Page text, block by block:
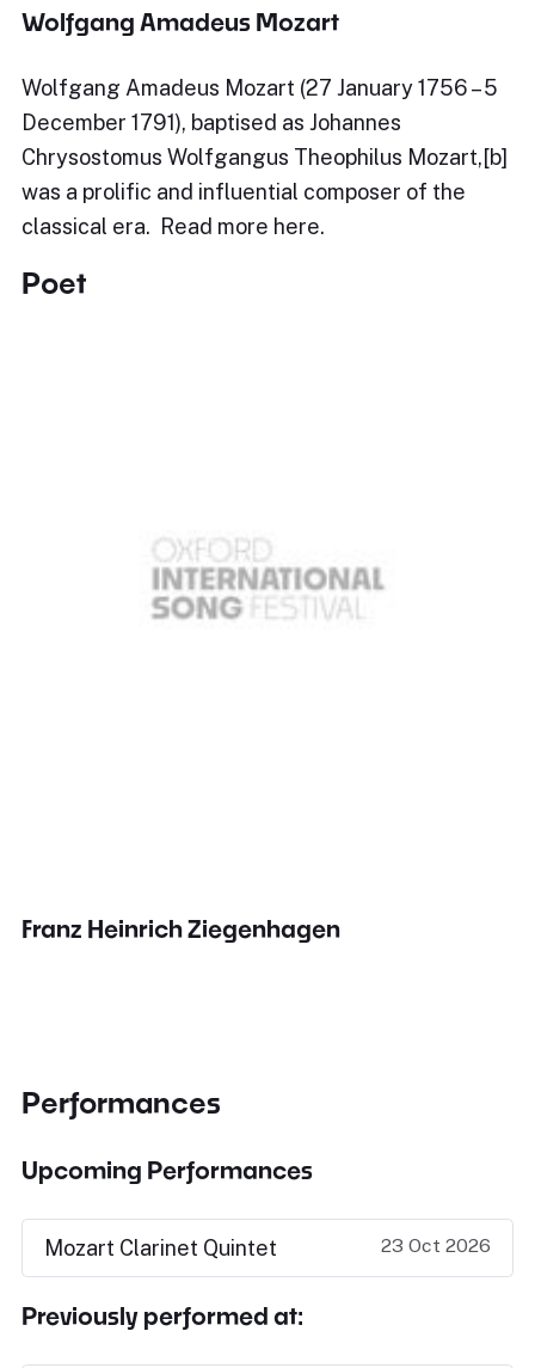
Wolfgang Amadeus Mozart
Wolfgang Amadeus Mozart (27 January 1756 – 5
December 1791), baptised as Johannes
Chrysostomus Wolfgangus Theophilus Mozart,[b]
was a prolific and influential composer of the
classical era. Read more here.
Poet
Franz Heinrich Ziegenhagen
Performances
Upcoming Performances
Mozart Clarinet Quintet 23 Oct 2026
Previously performed at: